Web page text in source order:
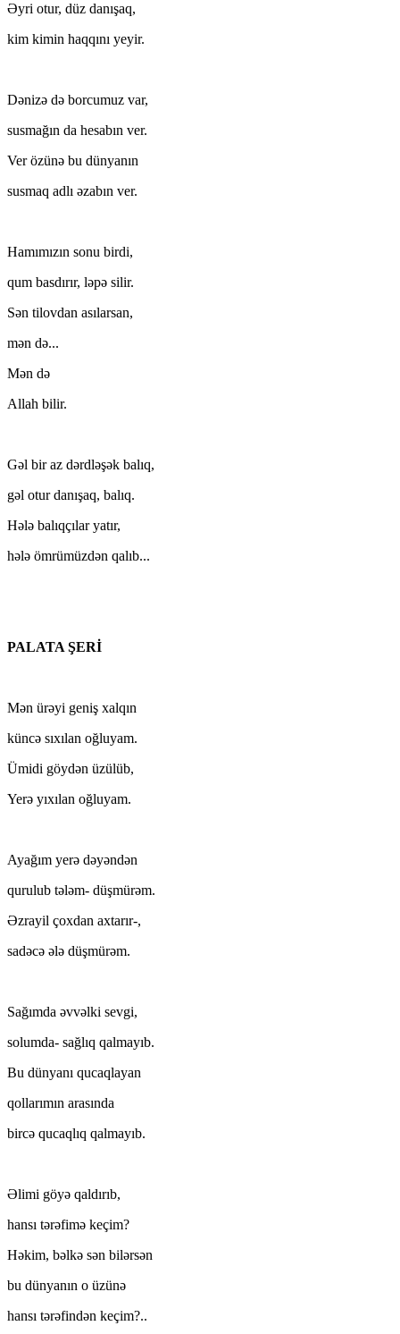
Əyri otur, düz danışaq,
kim kimin haqqını yeyir.
Dənizə də borcumuz var,
susmağın da hesabın ver.
Ver özünə bu dünyanın
susmaq adlı əzabın ver.
Hamımızın sonu birdi,
qum basdırır, ləpə silir.
Sən tilovdan asılarsan,
mən də...
Mən də
Allah bilir.
Gəl bir az dərdləşək balıq,
gəl otur danışaq, balıq.
Hələ balıqçılar yatır,
hələ ömrümüzdən qalıb...
PALATA ŞERİ
Mən ürəyi geniş xalqın
küncə sıxılan oğluyam.
Ümidi göydən üzülüb,
Yerə yıxılan oğluyam.
Ayağım yerə dəyəndən
qurulub tələm- düşmürəm.
Əzrayil çoxdan axtarır-,
sadəcə ələ düşmürəm.
Sağımda əvvəlki sevgi,
solumda- sağlıq qalmayıb.
Bu dünyanı qucaqlayan
qollarımın arasında
bircə qucaqlıq qalmayıb.
Əlimi göyə qaldırıb,
hansı tərəfimə keçim?
Həkim, bəlkə sən bilərsən
bu dünyanın o üzünə
hansı tərəfindən keçim?..